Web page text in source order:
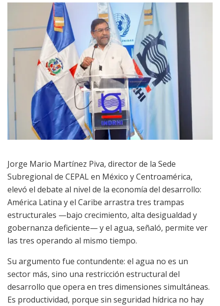
Jorge Mario Martínez Piva, director de la Sede
Subregional de CEPAL en México y Centroamérica,
elevó el debate al nivel de la economía del desarrollo:
América Latina y el Caribe arrastra tres trampas
estructurales —bajo crecimiento, alta desigualdad y
gobernanza deficiente— y el agua, señaló, permite ver
las tres operando al mismo tiempo.
Su argumento fue contundente: el agua no es un
sector más, sino una restricción estructural del
desarrollo que opera en tres dimensiones simultáneas.
Es productividad, porque sin seguridad hídrica no hay